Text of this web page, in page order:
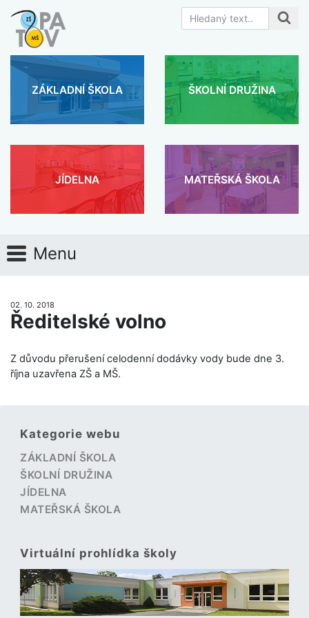
ZÁKLADNÍ ŠKOLA ŠKOLNÍ DRUŽINA
JÍDELNA MATEŘSKÁ ŠKOLA
Menu
02. 10. 2018
Ředitelské volno
Z důvodu přerušení celodenní dodávky vody bude dne 3.
října uzavřena ZŠ a MŠ.
Kategorie webu
ZÁKLADNÍ ŠKOLA
ŠKOLNÍ DRUŽINA
JÍDELNA
MATEŘSKÁ ŠKOLA
Virtuální prohlídka školy